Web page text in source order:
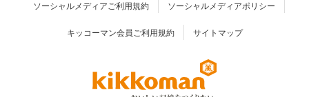
ソーシャルメディアご利用規約 ソーシャルメディアポリシー
キッコーマン会員ご利用規約 サイトマップ